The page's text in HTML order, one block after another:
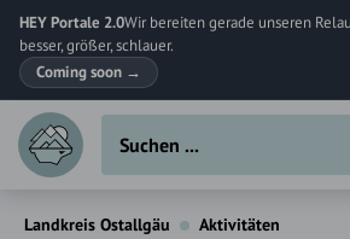
HEY Portale 2.0Wir bereiten gerade unseren
besser, größer, schlauer.
Coming soon →
Landkreis Ostallgäu Aktivitäten